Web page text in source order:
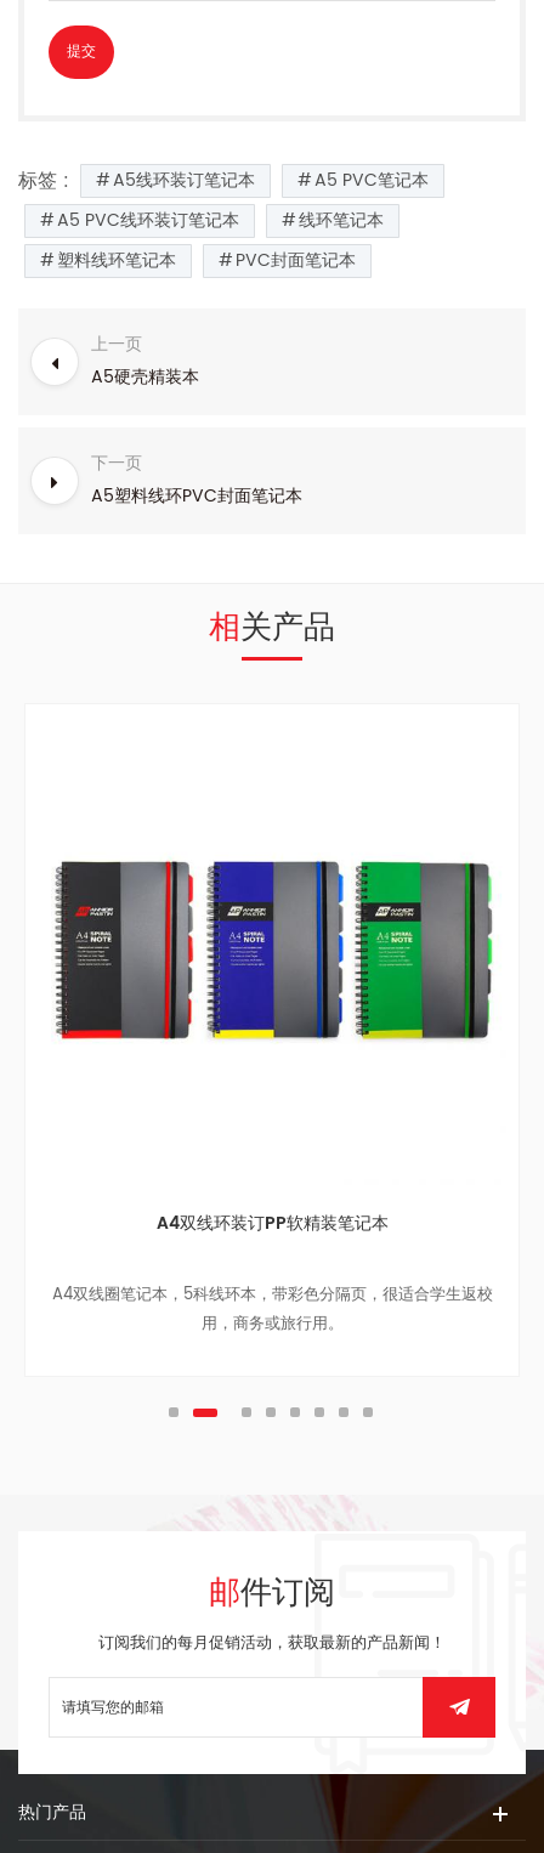
标签 : A5线环装订笔记本
A5 PVC笔记本
A5 PVC线环装订笔记本
线环笔记本
塑料线环笔记本
PVC封面笔记本
上一页
A5硬壳精装本
下一页
A5塑料线环PVC封面笔记本
相关产品
A4双线环装订PP软精装笔记本
A4双线圈笔记本，5科线环本，带彩色分隔页，很适合学生返校
用，商务或旅行用。
邮件订阅
订阅我们的每月促销活动，获取最新的产品新闻！
热门产品